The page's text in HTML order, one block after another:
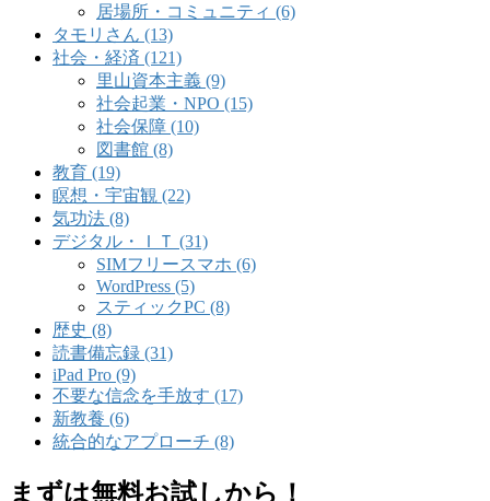
居場所・コミュニティ (6)
タモリさん (13)
社会・経済 (121)
里山資本主義 (9)
社会起業・NPO (15)
社会保障 (10)
図書館 (8)
教育 (19)
瞑想・宇宙観 (22)
気功法 (8)
デジタル・ＩＴ (31)
SIMフリースマホ (6)
WordPress (5)
スティックPC (8)
歴史 (8)
読書備忘録 (31)
iPad Pro (9)
不要な信念を手放す (17)
新教養 (6)
統合的なアプローチ (8)
まずは無料お試しから！